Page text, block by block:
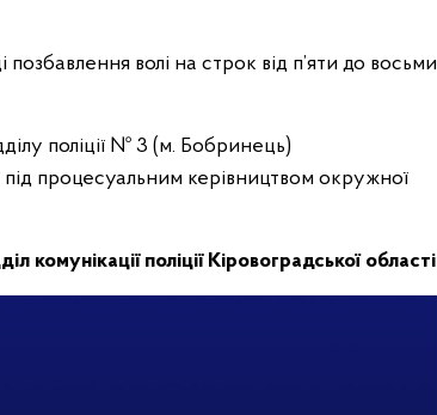
волі на строк від п’яти до восьми
поліції № 3 (м. Бобринець)
процесуальним керівництвом окружної
комунікації поліції Кіровоградської області